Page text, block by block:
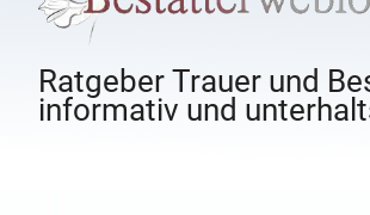
Ratgeber Trauer und
informativ und